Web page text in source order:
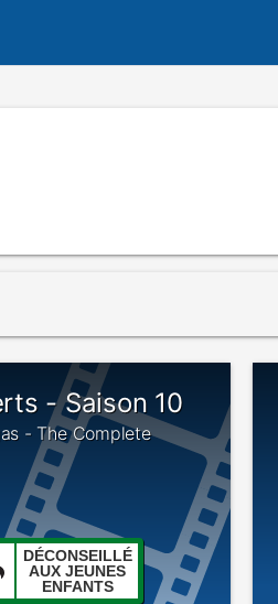
- Saison 10
- The Complete
DÉCONSEILLÉ
AUX JEUNES
ENFANTS